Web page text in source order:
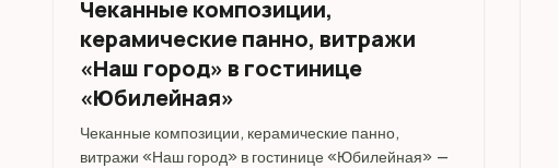
Чеканные композиции,
керамические панно, витражи
«Наш город» в гостинице
«Юбилейная»
Чеканные композиции, керамические панно,
витражи «Наш город» в гостинице «Юбилейная» —